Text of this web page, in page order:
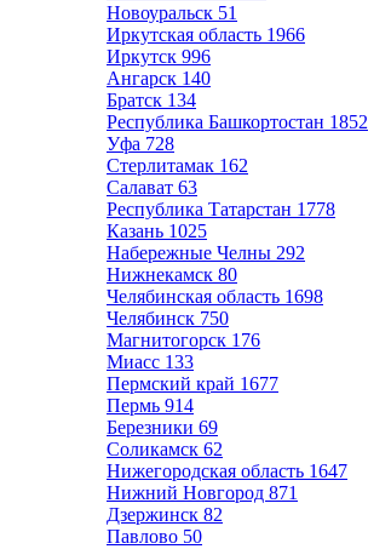
Новоуральск 51
Иркутская область 1966
Иркутск 996
Ангарск 140
Братск 134
Республика Башкортостан 1852
Уфа 728
Стерлитамак 162
Салават 63
Республика Татарстан 1778
Казань 1025
Набережные Челны 292
Нижнекамск 80
Челябинская область 1698
Челябинск 750
Магнитогорск 176
Миасс 133
Пермский край 1677
Пермь 914
Березники 69
Соликамск 62
Нижегородская область 1647
Нижний Новгород 871
Дзержинск 82
Павлово 50